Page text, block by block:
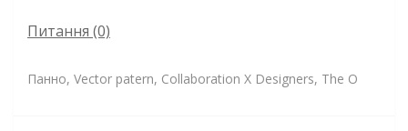
Питання (0)
Панно, Vector patern, Collaboration X Designers, The O